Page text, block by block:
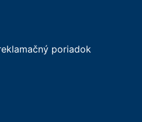
poriadok